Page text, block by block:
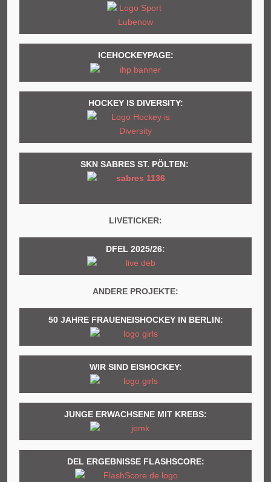
ICEHOCKEYPAGE:
HOCKEY IS DIVERSITY:
SKN SABRES ST. PÖLTEN:
LIVETICKER:
DFEL 2025/26:
ANDERE PROJEKTE:
50 JAHRE FRAUENEISHOCKEY IN BERLIN:
WIR SIND EISHOCKEY:
JUNGE ERWACHSENE MIT KREBS:
DEL ERGEBNISSE FLASHSCORE: